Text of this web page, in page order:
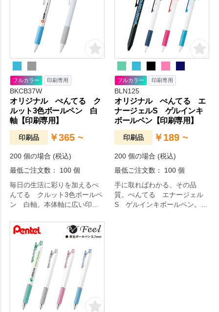
機構を採用しており、ペン先
を密閉してくれるので乾燥せ
ず常にみずみずしい状態をキ
ープしてくれます。カラーは
全5色展開でクリップ横に1色
印刷で名入れが可能で。
ので、首からぶら下げたい方
にはピッタリ！
フルカラー 印刷専用
BKCB37W
オリジナル ぺんてる ク
ルット3色ボールペン 白
軸【印刷専用】
印刷品 ￥365 ~
200 個の場合 (税込)
最低ご注文数： 100 個
毎日の生活に彩りを加えるぺ
んてる クルット3色ボールペ
ン 白軸。本体軸に広い印刷
色ボールペン。クリップ部分
はバインダー構造のワイドオ
ープンタイプを採用してお
り、ノートや書類が挟みやす
く世代を問わずお使いいただ
ける商品です。カラーはスカ
イブルー、グレーの2色展開で
1色プリントもしくはインクジ
ェットでフルカ。毎日の生活
フルカラー 印刷専用
BLN125
オリジナル ぺんてる エ
ナージェルS ゲルインキ
ボールペン【印刷専用】
印刷品 ￥189 ~
200 個の場合 (税込)
最低ご注文数： 100 個
手に取ればわかる、その品
質。ぺんてる エナージェル
S ゲルインキボールペン。軽